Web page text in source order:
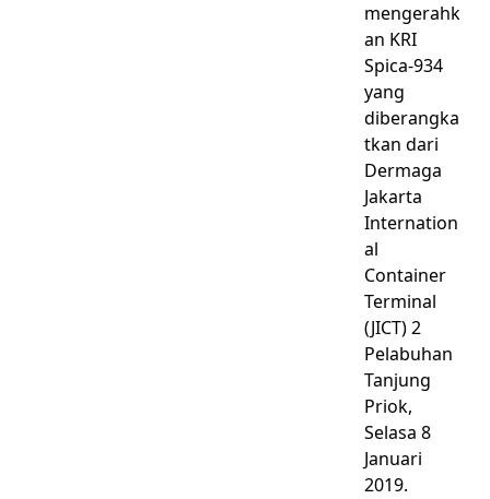
mengerahk
an KRI
Spica-934
yang
diberangka
tkan dari
Dermaga
Jakarta
Internation
al
Container
Terminal
(JICT) 2
Pelabuhan
Tanjung
Priok,
Selasa 8
Januari
2019.